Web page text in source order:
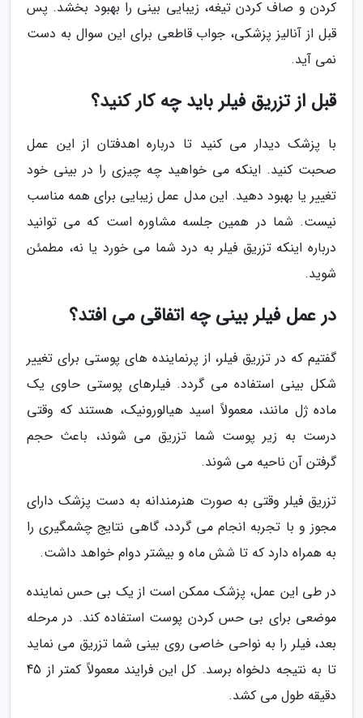
کردن و صاف کردن تیغه، زیبایی بینی را بهبود بخشد. پس
قبل از آنالیز پزشکی، جواب قاطعی برای این سوال به دست
نمی آید.
قبل از تزریق فیلر باید چه کار کنید؟
با پزشک دیدار می کنید تا درباره اهدفتان از این عمل
صحبت کنید. اینکه می خواهید چه چیزی را در بینی خود
تغییر یا بهبود دهید. این مدل عمل زیبایی برای همه مناسب
نیست. شما در همین جلسه مشاوره است که می توانید
درباره اینکه تزریق فیلر به درد شما می خورد یا نه، مطمئن
شوید.
در عمل فیلر بینی چه اتفاقی می افتد؟
گفتیم که در تزریق فیلر، از پرنماینده های پوستی برای تغییر
شکل بینی استفاده می گردد. فیلرهای پوستی حاوی یک
ماده ژل مانند، معمولاً اسید هیالورونیک، هستند که وقتی
درست به زیر پوست شما تزریق می شوند، باعث حجم
گرفتن آن ناحیه می شوند.
تزریق فیلر وقتی به صورت هنرمندانه به دست پزشک دارای
مجوز و با تجربه انجام می گردد، گاهی نتایج چشمگیری را
به همراه دارد که تا شش ماه و بیشتر دوام خواهد داشت.
در طی این عمل، پزشک ممکن است از یک بی حس نماینده
موضعی برای بی حس کردن پوست استفاده کند. در مرحله
بعد، فیلر را به نواحی خاصی روی بینی شما تزریق می نماید
تا به نتیجه دلخواه برسد. کل این فرایند معمولاً کمتر از 45
دقیقه طول می کشد.